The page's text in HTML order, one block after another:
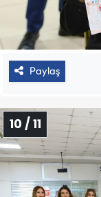
Paylaş
10 / 11